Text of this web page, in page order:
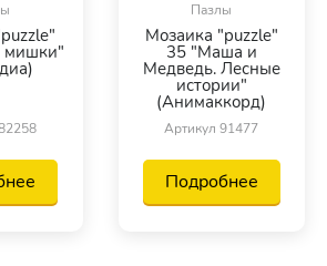
мишки"
Пазлы
Мозаика "puzzle"
35 "Маша и
Медведь. Лесные
истории"
(Анимаккорд)
Артикул 91477
Подробнее